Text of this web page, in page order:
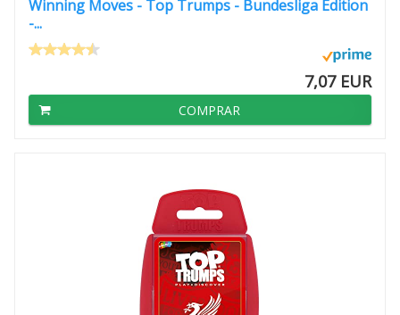
Winning Moves - Top Trumps - Bundesliga Edition
-...
7,07 EUR
COMPRAR